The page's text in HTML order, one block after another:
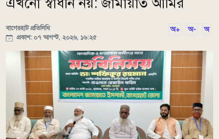
বাগেরহাট প্রতিনিধি
প্রকাশ: ০৭ আগস্ট, ২০২৬, ১৬:২৫
অ+ অ- অ